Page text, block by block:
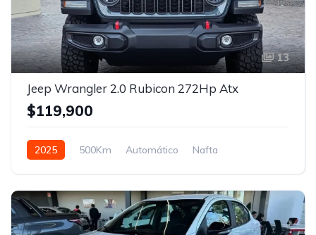
13
Jeep Wrangler 2.0 Rubicon 272Hp Atx
$119,900
2025 500Km Automático
Nafta